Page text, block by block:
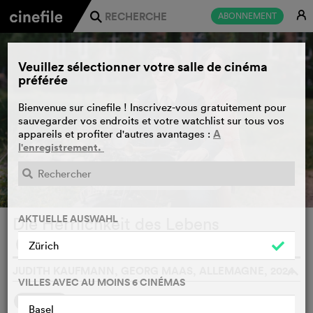
ABONNEMENT E
j
Die Herrlichkeit des Lebens
FWATCHLIST
Veuillez sélectionner votre salle de cinéma
préférée
Bienvenue sur cinefile ! Inscrivez-vous gratuitement pour
sauvegarder vos endroits et votre watchlist sur tous vos
appareils et profiter d'autres avantages : A
l'enregistrement.
AKTUELLE AUSWAHL
Zürich
VILLES AVEC AU MOINS 6 CINÉMAS
Basel